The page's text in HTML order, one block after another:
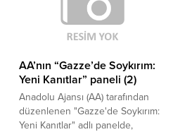
AA’nın “Gazze’de Soykırım:
Yeni Kanıtlar” paneli (2)
Anadolu Ajansı (AA) tarafından
düzenlenen "Gazze'de Soykırım:
Yeni Kanıtlar" adlı panelde,